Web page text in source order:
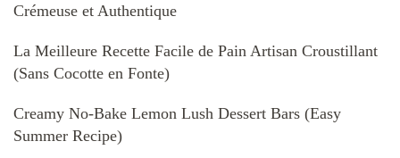
Crémeuse et Authentique
La Meilleure Recette Facile de Pain Artisan Croustillant
(Sans Cocotte en Fonte)
Creamy No-Bake Lemon Lush Dessert Bars (Easy
Summer Recipe)